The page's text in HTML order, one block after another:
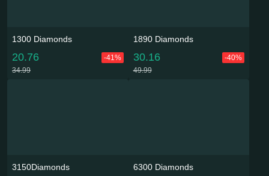
1300 Diamonds
20.76
-41%
34.99
1890 Diamonds
30.16
-40%
49.99
3150Diamonds 6300 Diamonds